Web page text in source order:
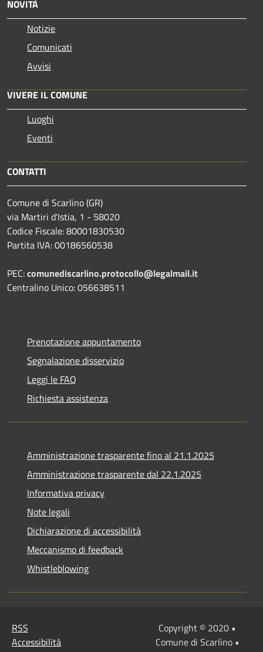
NOVITÀ
Notizie
Comunicati
Avvisi
VIVERE IL COMUNE
Luoghi
Eventi
CONTATTI
Comune di Scarlino (GR)
via Martiri d'Istia, 1 - 58020
Codice Fiscale: 80001830530
Partita IVA: 00186560538
PEC:comunediscarlino.protocollo@legalmail.it
Centralino Unico: 056638511
Prenotazione appuntamento
Segnalazione disservizio
Leggi le FAQ
Richiesta assistenza
Amministrazione trasparente fino al 21.1.2025
Amministrazione trasparente dal 22.1.2025
Informativa privacy
Note legali
Dichiarazione di accessibilità
Meccanismo di feedback
Whistleblowing
RSS
Accessibilità
Copyright © 2020 •
Comune di Scarlino •